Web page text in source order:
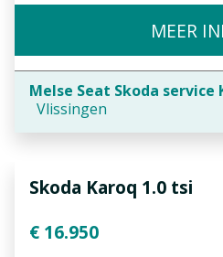
Melse Seat Skoda service
Vlissingen
MEER
Skoda Karoq 1.0 tsi
€ 16.950